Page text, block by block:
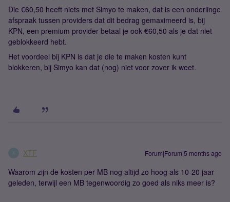
Die €60,50 heeft niets met Simyo te maken, dat is een onderlinge
afspraak tussen providers dat dit bedrag gemaximeerd is, bij
KPN, een premium provider betaal je ook €60,50 als je dat niet
geblokkeerd hebt.
Het voordeel bij KPN is dat je die te maken kosten kunt
blokkeren, bij Simyo kan dat (nog) niet voor zover ik weet.
XTF Forum|Forum|5 months ago
Waarom zijn de kosten per MB nog altijd zo hoog als 10-20 jaar
geleden, terwijl een MB tegenwoordig zo goed als niks meer is?